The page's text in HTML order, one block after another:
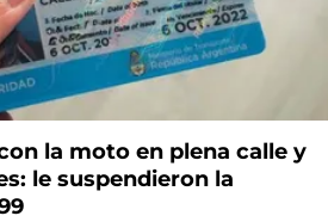
la moto en plena calle y
le suspendieron la